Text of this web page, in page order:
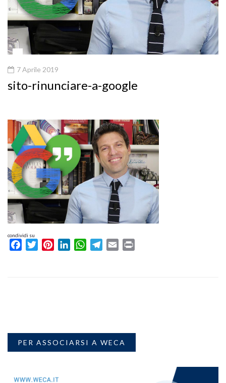
7 Aprile 2019
sito-rinunciare-a-google
condividi su
FacebookTwitterPinterestLinkedInWhatsAppTelegram
Email
PER ASSOCIARSI A WECA